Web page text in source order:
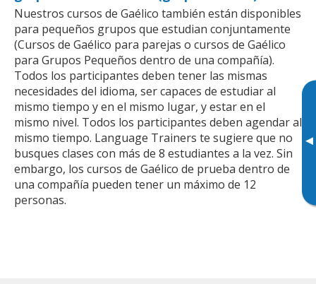
▸
Nuestros cursos de Gaélico también están disponibles
para pequeños grupos que estudian conjuntamente
(Cursos de Gaélico para parejas o cursos de Gaélico
para Grupos Pequeños dentro de una compañía).
Todos los participantes deben tener las mismas
necesidades del idioma, ser capaces de estudiar al
mismo tiempo y en el mismo lugar, y estar en el
mismo nivel. Todos los participantes deben agendar al
mismo tiempo. Language Trainers te sugiere que no
busques clases con más de 8 estudiantes a la vez. Sin
embargo, los cursos de Gaélico de prueba dentro de
una compañía pueden tener un máximo de 12
personas.